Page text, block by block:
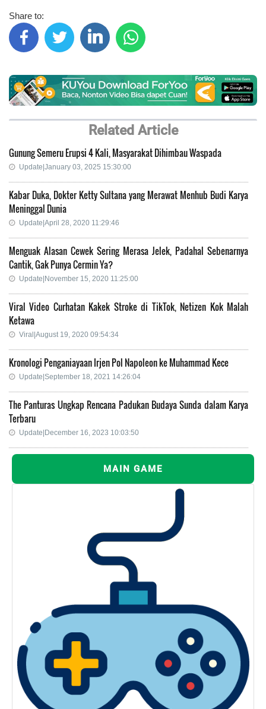
Share to:
Related Article
Gunung Semeru Erupsi 4 Kali, Masyarakat Dihimbau Waspada
Update|January 03, 2025 15:30:00
Kabar Duka, Dokter Ketty Sultana yang Merawat Menhub Budi Karya
Meninggal Dunia
Update|April 28, 2020 11:29:46
Menguak Alasan Cewek Sering Merasa Jelek, Padahal Sebenarnya
Cantik, Gak Punya Cermin Ya?
Update|November 15, 2020 11:25:00
Viral Video Curhatan Kakek Stroke di TikTok, Netizen Kok Malah
Ketawa
Viral|August 19, 2020 09:54:34
Kronologi Penganiayaan Irjen Pol Napoleon ke Muhammad Kece
Update|September 18, 2021 14:26:04
The Panturas Ungkap Rencana Padukan Budaya Sunda dalam Karya
Terbaru
Update|December 16, 2023 10:03:50
MAIN GAME